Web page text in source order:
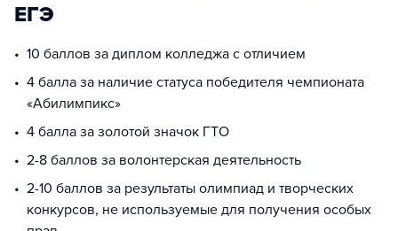
ЕГЭ
10 баллов за диплом колледжа с отличием
4 балла за наличие статуса победителя чемпионата
«Абилимпикс»
4 балла за золотой значок ГТО
2-8 баллов за волонтерская деятельность
2-10 баллов за результаты олимпиад и творческих
конкурсов, не используемые для получения особых